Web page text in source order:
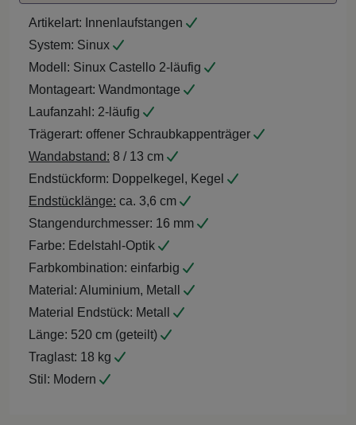
Artikelart: Innenlaufstangen
System: Sinux
Modell: Sinux Castello 2-läufig
Montageart: Wandmontage
Laufanzahl: 2-läufig
Trägerart: offener Schraubkappenträger
Wandabstand: 8 / 13 cm
Endstückform: Doppelkegel, Kegel
Endstücklänge: ca. 3,6 cm
Stangendurchmesser: 16 mm
Farbe: Edelstahl-Optik
Farbkombination: einfarbig
Material: Aluminium, Metall
Material Endstück: Metall
Länge: 520 cm (geteilt)
Traglast: 18 kg
Stil: Modern